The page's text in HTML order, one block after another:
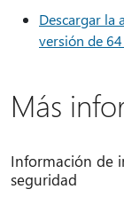
Descargar la
versión de
Más
Información de
seguridad